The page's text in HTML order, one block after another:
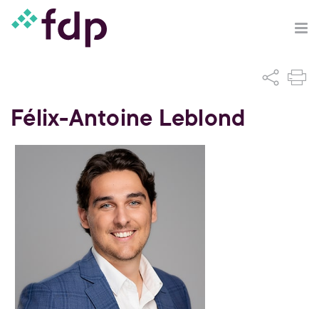
Félix-Antoine Leblond